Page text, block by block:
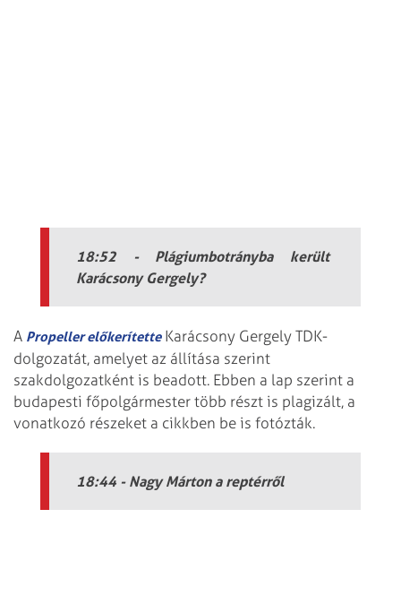
18:52 - Plágiumbotrányba került
Karácsony Gergely?
A Propeller előkerítetteKarácsony Gergely TDK-
dolgozatát, amelyet az állítása szerint
szakdolgozatként is beadott. Ebben a lap szerint a
budapesti főpolgármester több részt is plagizált, a
vonatkozó részeket a cikkben be is fotózták.
18:44 - Nagy Márton a reptérről